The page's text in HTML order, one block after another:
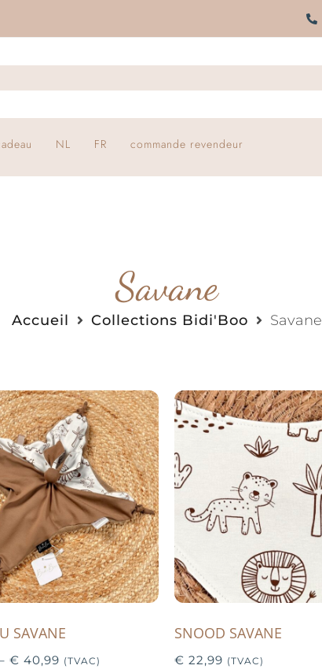
NL FR commande revendeur
Savane
Accueil Collections Bidi'Boo Savane
SAVANE
€ 40,99 (TVAC)
SNOOD SAVANE
€ 22,99 (TVAC)